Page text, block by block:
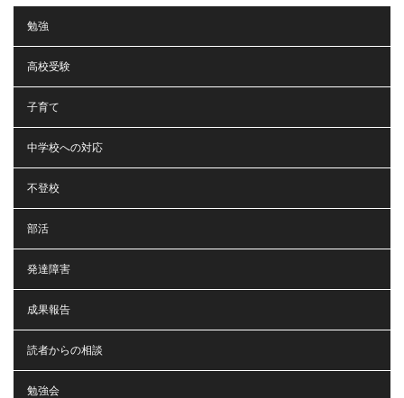
勉強
高校受験
子育て
中学校への対応
不登校
部活
発達障害
成果報告
読者からの相談
勉強会